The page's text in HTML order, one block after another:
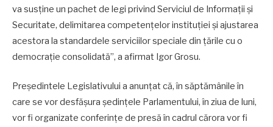
va susține un pachet de legi privind Serviciul de Informații și
Securitate, delimitarea competențelor instituției și ajustarea
acestora la standardele serviciilor speciale din țările cu o
democrație consolidată”, a afirmat Igor Grosu.
Președintele Legislativului a anunțat că, în săptămânile în
care se vor desfășura ședințele Parlamentului, în ziua de luni,
vor fi organizate conferințe de presă în cadrul cărora vor fi